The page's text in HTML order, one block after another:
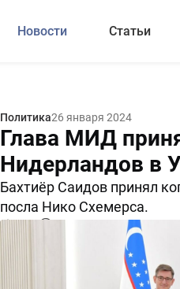
Новости Статьи
Политика26 января 2024
Глава МИД
Нидерландов в
Бахтиёр Саидов принял
посла Нико Схемерса.